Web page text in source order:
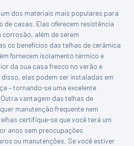
dos materiais mais populares para
de casas. Elas oferecem resistência
além de serem
os benefícios das telhas de cerâmica
fornecem isolamento térmico e
da sua casa fresco no verão e
disso, elas podem ser instaladas em
– tornando-se uma excelente
vantagem das telhas de
manutenção frequente nem
certifique-se que você terá um
anos sem preocupações
ou manutenções. Se você estiver